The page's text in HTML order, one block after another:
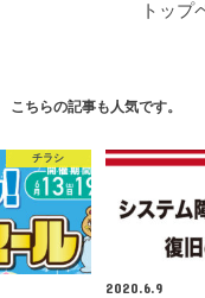
トップ
こちらの記事も人気です。
チラシ
2020.6.9